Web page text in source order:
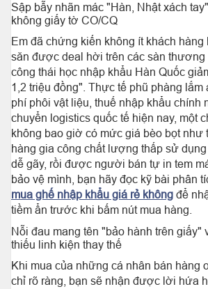
Sập bẫy nhãn mác "Hàn, Nhật xách
không giấy tờ CO/CQ
Em đã chứng kiến không ít khách
săn được deal hời trên các sàn thương
công thái học nhập khẩu Hàn Quốc
1,2 triệu đồng". Thực tế phũ phàng lắm
phí phôi vật liệu, thuế nhập khẩu chính
chuyển logistics quốc tế hiện nay, một
không bao giờ có mức giá bèo bọt như
hàng gia công chất lượng thấp sử
dễ gãy, rồi được người bán tự in tem
bảo vệ mình, bạn hãy đọc kỹ bài phân
mua ghế nhập khẩu giá rẻ không để
tiềm ẩn trước khi bấm nút mua hàng.
Nỗi đau mang tên "bảo hành trên giấy"
thiếu linh kiện thay thế
Khi mua của những cá nhân bán hàng
chỉ rõ ràng, bạn sẽ nhận được lời hứa